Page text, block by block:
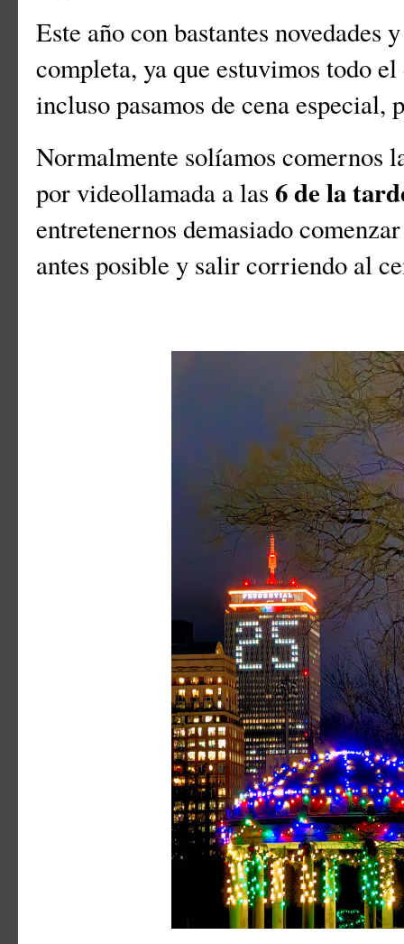
Este año con bastantes novedades
completa, ya que estuvimos todo
incluso pasamos de cena especial,
Normalmente solíamos comernos
por videollamada a las 6 de la
entretenernos demasiado
antes posible y salir corriendo al